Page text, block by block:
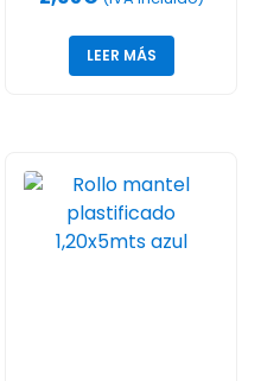
LEER MÁS